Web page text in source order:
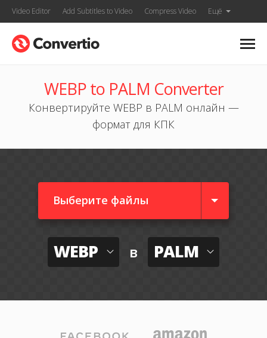
Video Editor Add Subtitles to Video Compress Video Ещё
WEBP to PALM Converter
Конвертируйте WEBP в PALM онлайн —
формат для КПК
Выберите файлы
WEBP в PALM